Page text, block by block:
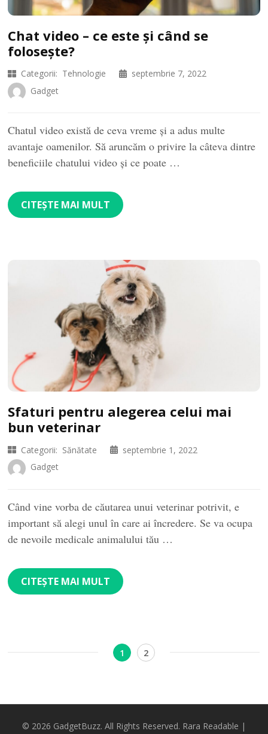
Chat video – ce este și când se
folosește?
Categorii: Tehnologie
septembrie 7, 2022
Gadget
Chatul video există de ceva vreme și a adus multe
avantaje oamenilor. Să aruncăm o privire la câteva dintre
beneficiile chatului video și ce poate …
CITEȘTE MAI MULT
Sfaturi pentru alegerea celui mai
bun veterinar
Categorii: Sănătate
septembrie 1, 2022
Gadget
Când vine vorba de căutarea unui veterinar potrivit, e
important să alegi unul în care ai încredere. Se va ocupa
de nevoile medicale animalului tău …
CITEȘTE MAI MULT
Paginație
Pagină
1 Pagină
2
© 2026 GadgetBuzz. All Rights Reserved. Rara Readable |